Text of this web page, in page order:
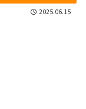
2025.06.15